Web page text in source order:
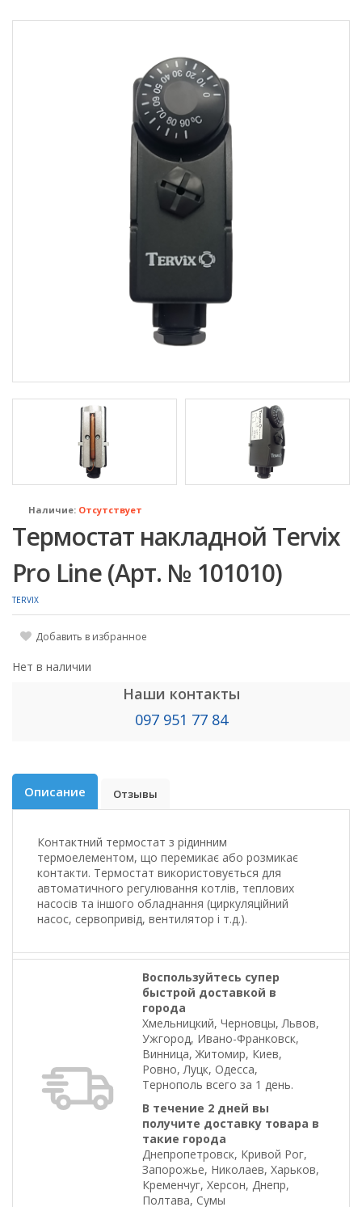
Наличие: Отсутствует
Термостат накладной Tervix
Pro Line (Арт. № 101010)
TERVIX
Добавить в избранное
Нет в наличии
Наши контакты
097 951 77 84
Описание Отзывы
Контактний термостат з рідинним
термоелементом, що перемикає або розмикає
контакти. Термостат використовується для
автоматичного регулювання котлів, теплових
насосів та іншого обладнання (циркуляційний
насос, сервопривід, вентилятор і т.д.).
Воспользуйтесь супер
быстрой доставкой в
города
Хмельницкий, Черновцы, Львов,
Ужгород, Ивано-Франковск,
Винница, Житомир, Киев,
Ровно, Луцк, Одесса,
Тернополь всего за 1 день.
В течение 2 дней вы
получите доставку товара в
такие города
Днепропетровск, Кривой Рог,
Запорожье, Николаев, Харьков,
Кременчуг, Херсон, Днепр,
Полтава, Сумы